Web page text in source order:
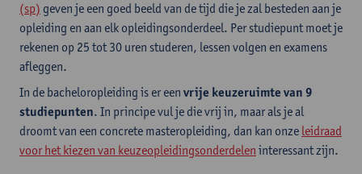
(sp) geven je een goed beeld van de tijd die je zal besteden aan je
opleiding en aan elk opleidingsonderdeel. Per studiepunt moet je
rekenen op 25 tot 30 uren studeren, lessen volgen en examens
afleggen.
In de bacheloropleiding is er een vrije keuzeruimte van 9
studiepunten. In principe vul je die vrij in, maar als je al
droomt van een concrete masteropleiding, dan kan onze leidraad
voor het kiezen van keuzeopleidingsonderdelen interessant zijn.